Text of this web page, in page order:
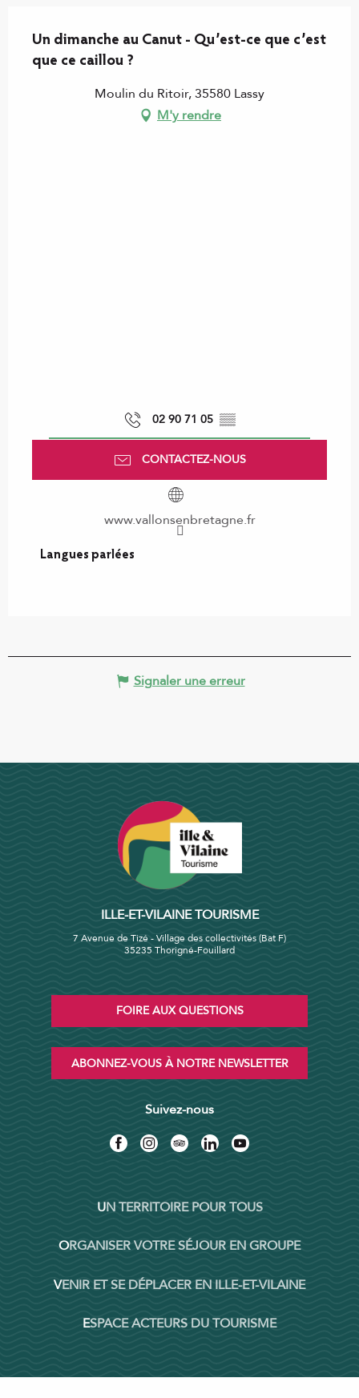
Un dimanche au Canut - Qu’est-ce que c’est
que ce caillou ?
Moulin du Ritoir, 35580 Lassy
M'y rendre
02 90 71 05 ▒▒
CONTACTEZ-NOUS
www.vallonsenbretagne.fr
Langues parlées
Langues parlées
Signaler une erreur
ILLE-ET-VILAINE TOURISME
7 Avenue de Tizé - Village des collectivités (Bat F)
35235 Thorigné-Fouillard
FOIRE AUX QUESTIONS
ABONNEZ-VOUS À NOTRE NEWSLETTER
Suivez-nous
UN TERRITOIRE POUR TOUS
ORGANISER VOTRE SÉJOUR EN GROUPE
VENIR ET SE DÉPLACER EN ILLE-ET-VILAINE
ESPACE ACTEURS DU TOURISME